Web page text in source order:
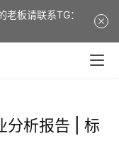
析报告 | 标
板请联系TG：
a 8-year-old
tuhaov